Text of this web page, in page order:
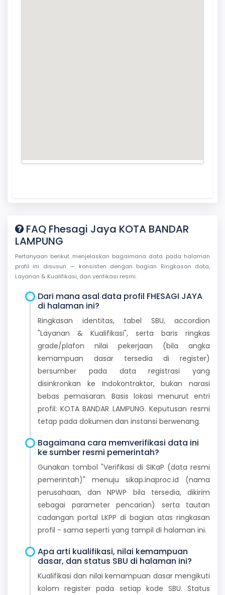
FAQ Fhesagi Jaya KOTA BANDAR
LAMPUNG
Pertanyaan berikut menjelaskan bagaimana data pada halaman
profil ini disusun — konsisten dengan bagian Ringkasan data,
Layanan & Kualifikasi, dan verifikasi resmi.
Dari mana asal data profil FHESAGI JAYA
di halaman ini?
Ringkasan identitas, tabel SBU, accordion
"Layanan & Kualifikasi", serta baris ringkas
grade/plafon nilai pekerjaan (bila angka
kemampuan dasar tersedia di register)
bersumber pada data registrasi yang
disinkronkan ke Indokontraktor, bukan narasi
bebas pemasaran. Basis lokasi menurut entri
profil: KOTA BANDAR LAMPUNG. Keputusan resmi
tetap pada dokumen dan instansi berwenang.
Bagaimana cara memverifikasi data ini
ke sumber resmi pemerintah?
Gunakan tombol "Verifikasi di SIKaP (data resmi
pemerintah)" menuju sikap.inaproc.id (nama
perusahaan, dan NPWP bila tersedia, dikirim
sebagai parameter pencarian) serta tautan
cadangan portal LKPP di bagian atas ringkasan
profil - sama seperti yang tampil di halaman ini.
Apa arti kualifikasi, nilai kemampuan
dasar, dan status SBU di halaman ini?
Kualifikasi dan nilai kemampuan dasar mengikuti
kolom register pada setiap kode SBU. Status